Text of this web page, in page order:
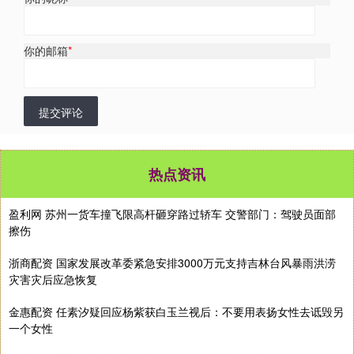
你的邮箱*
提交评论
热点资讯
盈利网 苏州一货车撞飞限高杆砸穿路过轿车 交警部门：驾驶员面部
擦伤
浙商配资 国家发展改革委紧急安排3000万元支持吉林台风暴雨洪涝
灾害灾后应急恢复
金惠配资 任素汐疑回应杨紫获白玉兰视后：不要用表扬女性去诋毁另
一个女性